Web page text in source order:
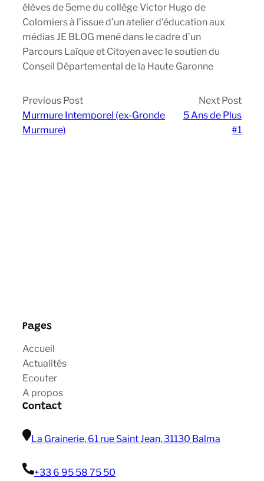
élèves de 5eme du collège Victor Hugo de
Colomiers à l’issue d’un atelier d’éducation aux
médias JE BLOG mené dans le cadre d’un
Parcours Laïque et Citoyen avec le soutien du
Conseil Départemental de la Haute Garonne
Previous Post
Murmure Intemporel (ex-Gronde
Murmure)
Next Post
5 Ans de Plus
#1
Pages
Accueil
Actualités
Ecouter
A propos
Contact
La Grainerie, 61 rue Saint Jean, 31130 Balma
+33 6 95 58 75 50